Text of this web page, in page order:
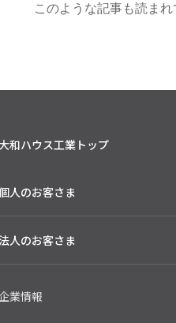
このような記事も読まれ
和ハウス工業トップ
人のお客さま
人のお客さま
企業情報